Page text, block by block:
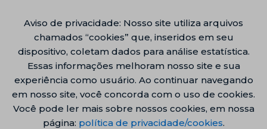
Aviso de privacidade: Nosso site utiliza arquivos
chamados “cookies” que, inseridos em seu
dispositivo, coletam dados para análise estatística.
Essas informações melhoram nosso site e sua
experiência como usuário. Ao continuar navegando
em nosso site, você concorda com o uso de cookies.
Você pode ler mais sobre nossos cookies, em nossa
página: política de privacidade/cookies.